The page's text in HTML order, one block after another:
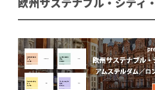
欧州サステナブル・シティ